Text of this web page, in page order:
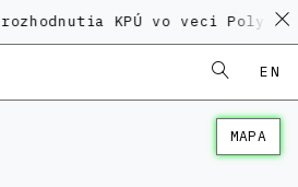
KPÚ vo veci Polyfunkčného
EN
MAPA